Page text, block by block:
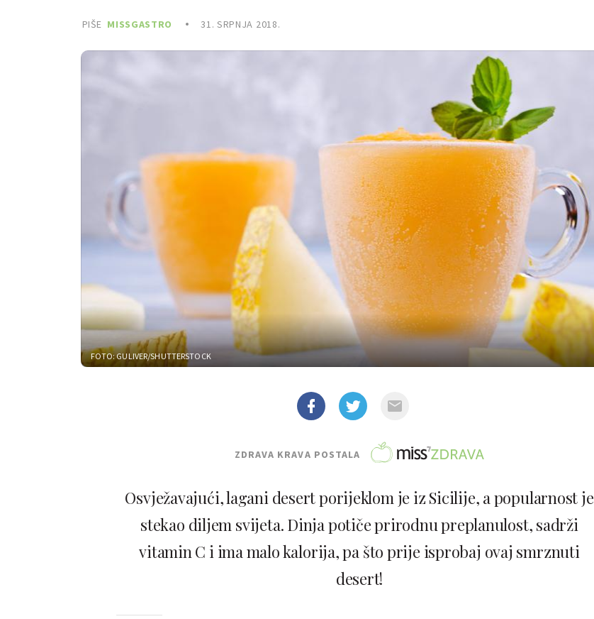
PIŠE MISSGASTRO 31. SRPNJA 2018.
FOTO: GULIVER/SHUTTERSTOCK
ZDRAVA KRAVA POSTALA
Osvježavajući, lagani desert porijeklom je iz Sicilije, a popularnost je
stekao diljem svijeta. Dinja potiče prirodnu preplanulost, sadrži
vitamin C i ima malo kalorija, pa što prije isprobaj ovaj smrznuti
desert!